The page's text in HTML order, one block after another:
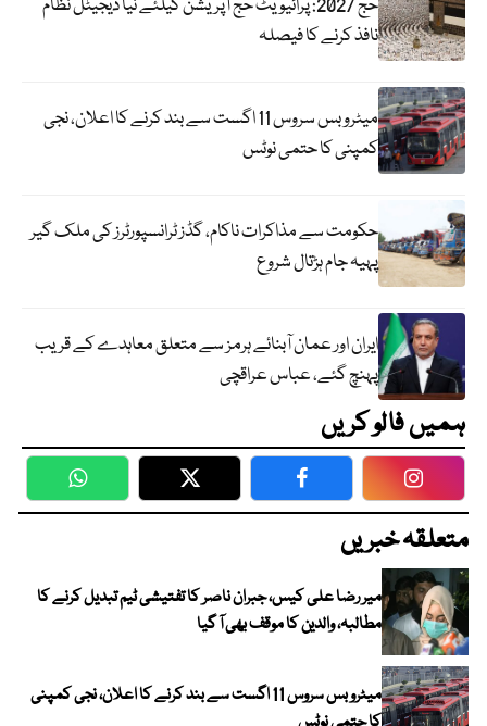
حج 2027: پرائیویٹ حج آپریشن کیلئے نیا ڈیجیٹل نظام
نافذ کرنے کا فیصلہ
میٹرو بس سروس 11 اگست سے بند کرنے کا اعلان، نجی
کمپنی کا حتمی نوٹس
حکومت سے مذاکرات ناکام، گڈز ٹرانسپورٹرز کی ملک گیر
پہیہ جام ہڑتال شروع
ایران اور عمان آبنائے ہرمز سے متعلق معاہدے کے قریب
پہنچ گئے، عباس عراقچی
ہمیں فالو کریں
WhatsApp Twitter Facebook
متعلقہ خبریں
میر رضا علی کیس، جبران ناصر کا تفتیشی ٹیم تبدیل کرنے کا
مطالبہ، والدین کا موقف بھی آ گیا
میٹرو بس سروس 11 اگست سے بند کرنے کا اعلان، نجی کمپنی